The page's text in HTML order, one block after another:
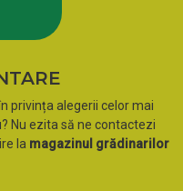
privința alegerii celor mai
Nu ezita să ne contactezi
la magazinul grădinarilor